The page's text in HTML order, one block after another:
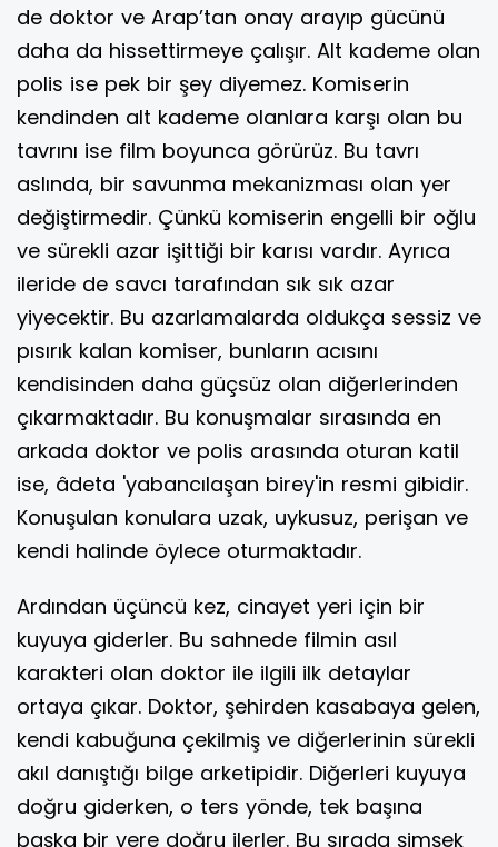
de doktor ve Arap’tan onay arayıp gücünü
daha da hissettirmeye çalışır. Alt kademe olan
polis ise pek bir şey diyemez. Komiserin
kendinden alt kademe olanlara karşı olan bu
tavrını ise film boyunca görürüz. Bu tavrı
aslında, bir savunma mekanizması olan yer
değiştirmedir. Çünkü komiserin engelli bir oğlu
ve sürekli azar işittiği bir karısı vardır. Ayrıca
ileride de savcı tarafından sık sık azar
yiyecektir. Bu azarlamalarda oldukça sessiz ve
pısırık kalan komiser, bunların acısını
kendisinden daha güçsüz olan diğerlerinden
çıkarmaktadır. Bu konuşmalar sırasında en
arkada doktor ve polis arasında oturan katil
ise, âdeta 'yabancılaşan birey'in resmi gibidir.
Konuşulan konulara uzak, uykusuz, perişan ve
kendi halinde öylece oturmaktadır.
Ardından üçüncü kez, cinayet yeri için bir
kuyuya giderler. Bu sahnede filmin asıl
karakteri olan doktor ile ilgili ilk detaylar
ortaya çıkar. Doktor, şehirden kasabaya gelen,
kendi kabuğuna çekilmiş ve diğerlerinin sürekli
akıl danıştığı bilge arketipidir. Diğerleri kuyuya
doğru giderken, o ters yönde, tek başına
başka bir yere doğru ilerler. Bu sırada şimşek